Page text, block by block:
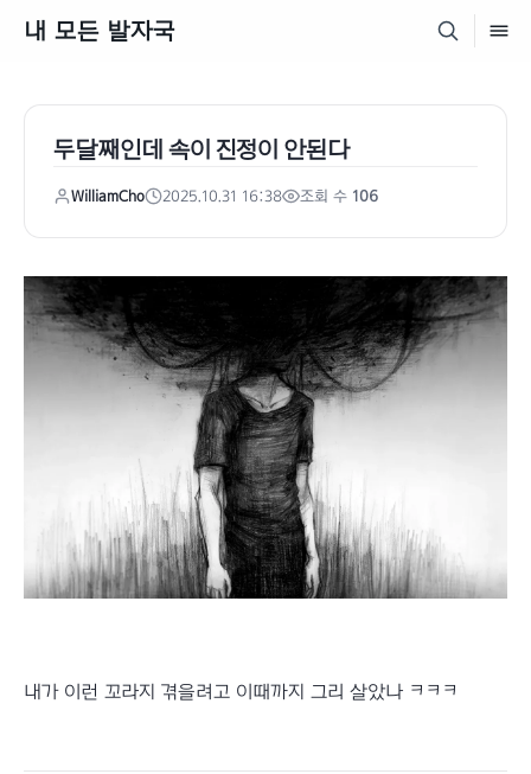
내 모든 발자국
두달째인데 속이 진정이 안된다
WilliamCho 2025.10.31 16:38 조회 수 106
내가 이런 꼬라지 겪을려고 이때까지 그리 살았나 ㅋㅋㅋ